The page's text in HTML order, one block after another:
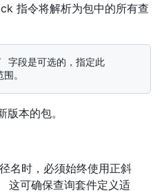
指令将解析为包中的所有查
本的包。
名时，必须始终使用正斜
这可确保查询套件定义适